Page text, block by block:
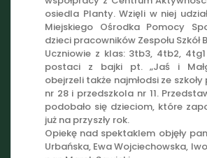
osiedla Planty. Wzięli w niej
Miejskiego Ośrodka Pomocy
dzieci pracowników Zespołu Szkół
Uczniowie z klas: 3tb3, 4tb2,
postaci z bajki pt. „Jaś i
obejrzeli także najmłodsi ze
nr 28 i przedszkola nr 11.
podobało się dzieciom, które z
już na przyszły rok.
Opiekę nad spektaklem objęły
Urbańska, Ewa Wojciechowska,